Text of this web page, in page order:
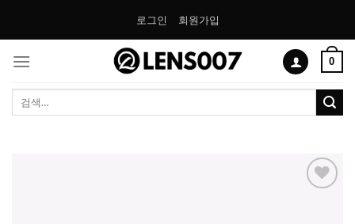
로그인 회원가입
0
색: